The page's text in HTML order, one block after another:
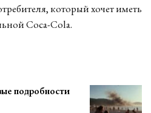
который хочет иметь
Coca-Cola.
подробности